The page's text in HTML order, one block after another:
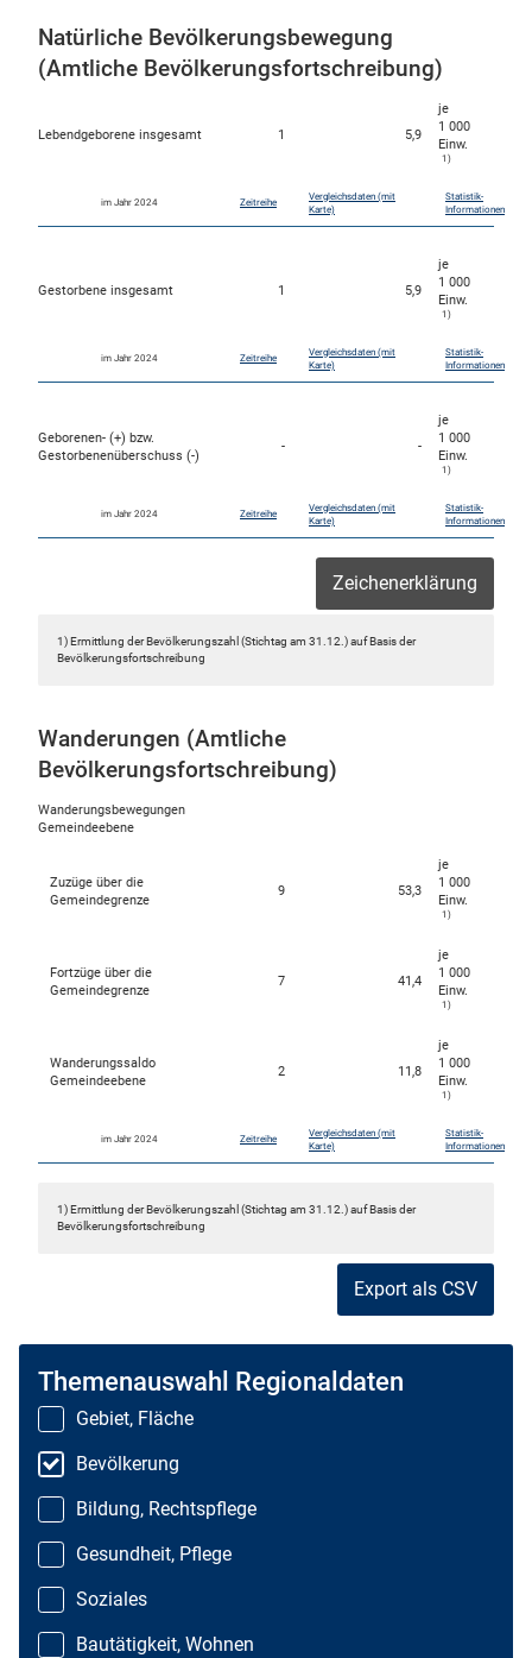
Natürliche Bevölkerungsbewegung
(Amtliche Bevölkerungsfortschreibung)
Lebendgeborene insgesamt 1 5,9
je
1 000
Einw.
1)
im Jahr 2024 Zeitreihe
Vergleichsdaten (mit
Karte)
Statistik-
Informationen
Gestorbene insgesamt 1 5,9
je
1 000
Einw.
1)
im Jahr 2024 Zeitreihe
Vergleichsdaten (mit
Karte)
Statistik-
Informationen
Geborenen- (+) bzw.
Gestorbenenüberschuss (-)
- -
je
1 000
Einw.
1)
im Jahr 2024 Zeitreihe
Vergleichsdaten (mit
Karte)
Statistik-
Informationen
Zeichenerklärung
1) Ermittlung der Bevölkerungszahl (Stichtag am 31.12.) auf Basis der
Bevölkerungsfortschreibung
Wanderungen (Amtliche
Bevölkerungsfortschreibung)
Wanderungsbewegungen
Gemeindeebene
Zuzüge über die
Gemeindegrenze
9 53,3
je
1 000
Einw.
1)
Fortzüge über die
Gemeindegrenze
7 41,4
je
1 000
Einw.
1)
Wanderungssaldo
Gemeindeebene
2 11,8
je
1 000
Einw.
1)
im Jahr 2024 Zeitreihe
Vergleichsdaten (mit
Karte)
Statistik-
Informationen
1) Ermittlung der Bevölkerungszahl (Stichtag am 31.12.) auf Basis der
Bevölkerungsfortschreibung
Export als CSV
Themenauswahl Regionaldaten
Gebiet, Fläche
Bevölkerung
Bildung, Rechtspflege
Gesundheit, Pflege
Soziales
Bautätigkeit, Wohnen